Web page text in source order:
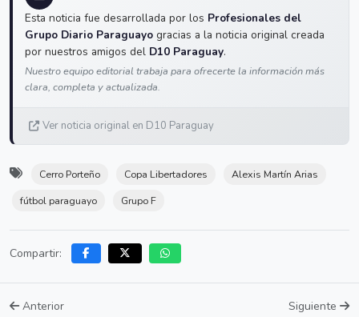
Esta noticia fue desarrollada por los Profesionales del
Grupo Diario Paraguayo gracias a la noticia original creada
por nuestros amigos del D10 Paraguay.
Nuestro equipo editorial trabaja para ofrecerte la información más
clara, completa y actualizada.
Ver noticia original en D10 Paraguay
Cerro Porteño Copa Libertadores
Alexis Martín Arias
fútbol paraguayo
Grupo F
Compartir:
Anterior
Siguiente